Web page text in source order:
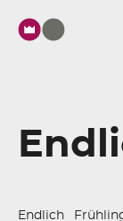
Endlich